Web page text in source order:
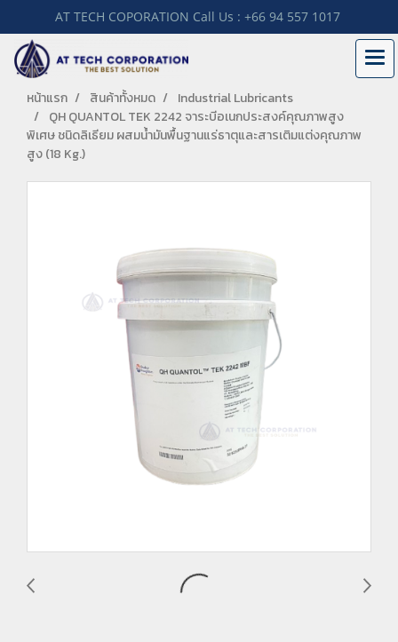
AT TECH COPORATION Call Us : +66 94 557 1017
หน้าแรก สินค้าทั้งหมด
Industrial Lubricants
QH QUANTOL TEK 2242 จาระบีอเนกประสงค์คุณภาพสูง
พิเศษ ชนิดลิเธียม ผสมน้ำมันพื้นฐานแร่ธาตุและสารเติมแต่งคุณภาพ
สูง (18 Kg.)